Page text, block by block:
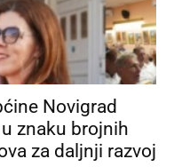
Novigrad
znaku brojnih
za daljnji razvoj